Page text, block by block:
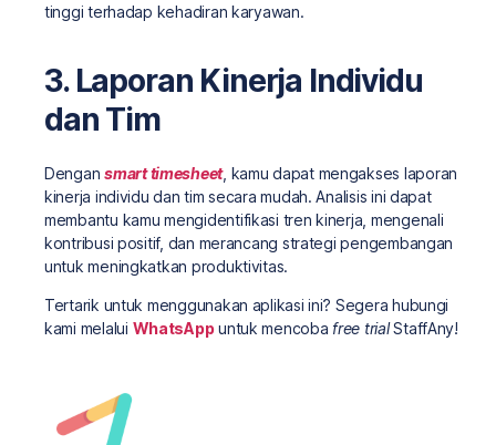
tinggi terhadap kehadiran karyawan.
3. Laporan Kinerja Individu
dan Tim
Dengansmart timesheet, kamu dapat mengakses laporan
kinerja individu dan tim secara mudah. Analisis ini dapat
membantu kamu mengidentifikasi tren kinerja, mengenali
kontribusi positif, dan merancang strategi pengembangan
untuk meningkatkan produktivitas.
Tertarik untuk menggunakan aplikasi ini? Segera hubungi
kami melalui WhatsAppuntuk mencoba free trialStaffAny!